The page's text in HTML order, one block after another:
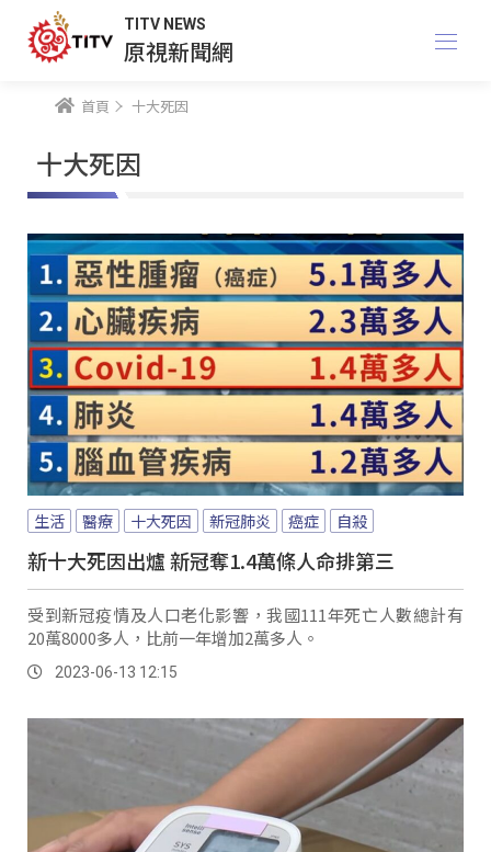
TITV NEWS
原視新聞網
首頁 十大死因
十大死因
生活 醫療 十大死因 新冠肺炎 癌症 自殺
新十大死因出爐 新冠奪1.4萬條人命排第三
受到新冠疫情及人口老化影響，我國111年死亡人數總計有
20萬8000多人，比前一年增加2萬多人。
2023-06-13 12:15